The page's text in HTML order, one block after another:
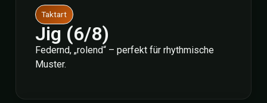
Taktart
Jig (6/8)
Federnd, „rolend“ – perfekt für rhythmische
Muster.